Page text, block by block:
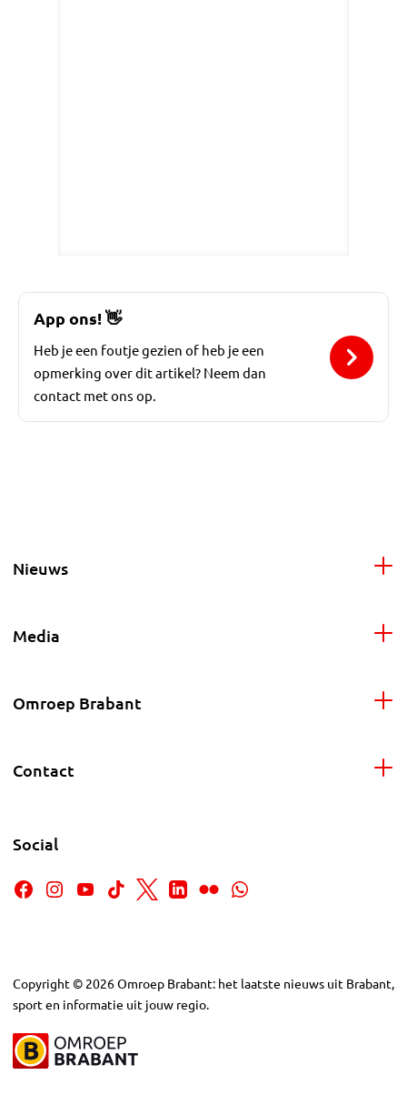
App ons!👋
Heb je een foutje gezien of heb je een
opmerking over dit artikel? Neem dan
contact met ons op.
Nieuws
Media
Omroep Brabant
Contact
Social
Copyright © 2026Omroep Brabant: het laatste nieuws uit Brabant,
sport en informatie uit jouw regio.